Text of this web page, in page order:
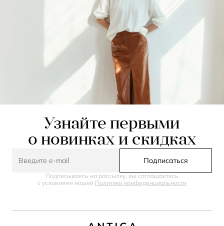
Узнайте первыми
о новинках и скидках
Подписаться
Подписываясь на рассылку, вы соглашаетесь
с условиями нашей Политики конфиденциальности